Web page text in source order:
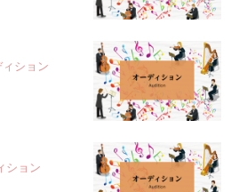
ション
ション